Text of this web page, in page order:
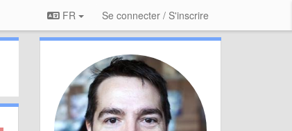
FR Se connecter / S'inscrire